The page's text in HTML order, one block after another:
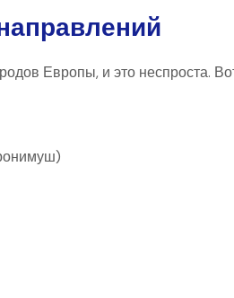
Европы, и это неспроста.